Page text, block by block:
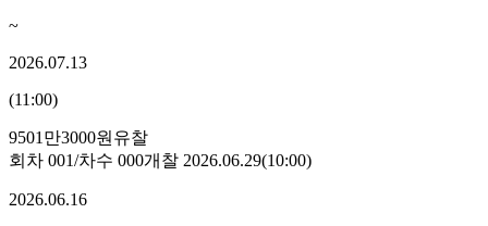
~
2026.07.13
(11:00)
9501만3000원 유찰
회차 001/차수 000개찰 2026.06.29(10:00)
2026.06.16